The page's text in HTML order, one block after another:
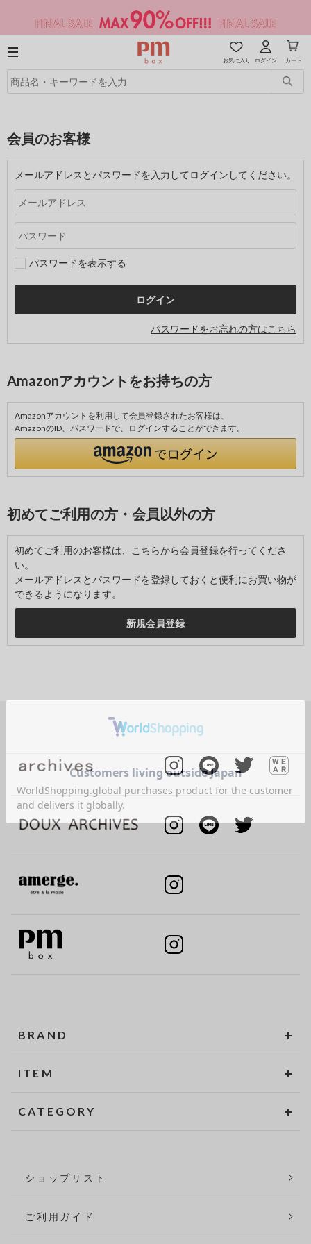
お気に入り ログイン カート
会員のお客様
メールアドレスとパスワードを入力してログインしてください。
パスワードを表示する
パスワードをお忘れの方はこちら
Amazonアカウントをお持ちの方
Amazonアカウントを利用して会員登録されたお客様は、
AmazonのID、パスワードで、ログインすることができます。
初めてご利用の方・会員以外の方
初めてご利用のお客様は、こちらから会員登録を行ってくださ
い。
メールアドレスとパスワードを登録しておくと便利にお買い物が
できるようになります。
BRAND
ITEM
CATEGORY
ショップリスト
ご利用ガイド